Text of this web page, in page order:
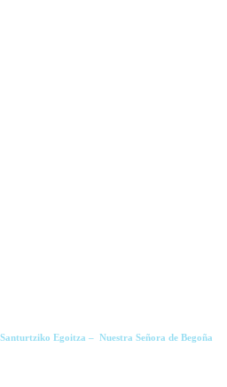
Egoitza – Nuestra Señora de Begoña